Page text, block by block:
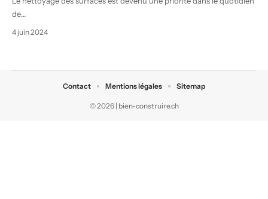
de…
4 juin 2024
© 2026 | bien-construire.ch
Contact Mentions légales Sitemap